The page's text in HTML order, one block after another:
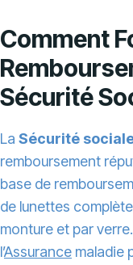
Comment
Sécurité
La Sécurité
remboursement
base de
de lunettes
monture et par
l’Assurance maladie